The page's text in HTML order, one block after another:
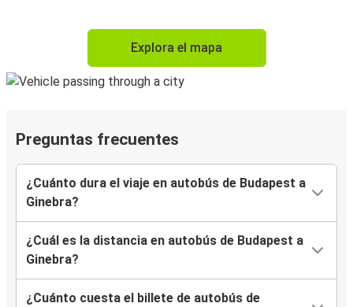
Explora el mapa
Preguntas frecuentes
¿Cuánto dura el viaje en autobús de Budapest a
Ginebra?
¿Cuál es la distancia en autobús de Budapest a
Ginebra?
¿Cuánto cuesta el billete de autobús de